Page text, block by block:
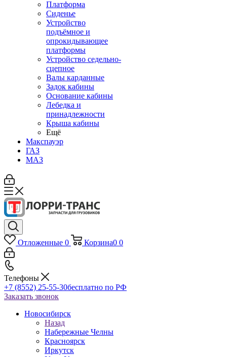
Платформа
Сиденье
Устройство
подъёмное и
опрокидывающее
платформы
Устройство седельно-
сцепное
Валы карданные
Задок кабины
Основание кабины
Лебедка и
принадлежности
Крыша кабины
Ещё
Макспауэр
ГАЗ
МАЗ
Отложенные 0 Корзина0 0
Телефоны
+7 (8552) 25-55-30бесплатно по РФ
Заказать звонок
Новосибирск
Назад
Набережные Челны
Красноярск
Иркутск